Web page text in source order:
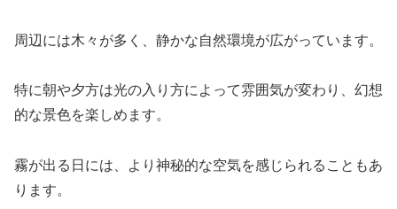
周辺には木々が多く、静かな自然環境が広がっています。
特に朝や夕方は光の入り方によって雰囲気が変わり、幻想
的な景色を楽しめます。
霧が出る日には、より神秘的な空気を感じられることもあ
ります。